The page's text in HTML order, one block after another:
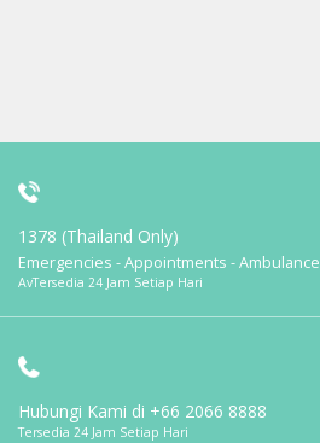
1378 (Thailand Only)
Emergencies - Appointments - Ambulance
AvTersedia 24 Jam Setiap Hari
Hubungi Kami di +66 2066 8888
Tersedia 24 Jam Setiap Hari